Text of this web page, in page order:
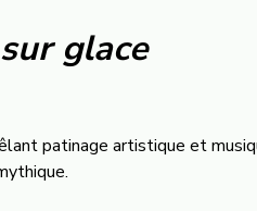
glace
patinage artistique et